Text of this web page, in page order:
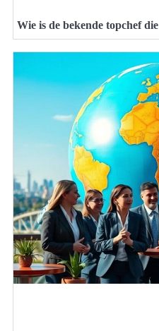
Wie is de bekende topchef